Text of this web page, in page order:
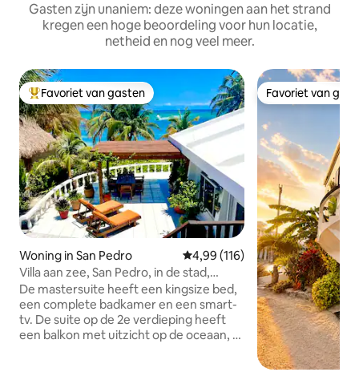
Gasten zijn unaniem: deze woningen aan het strand
kregen een hoge beoordeling voor hun locatie,
netheid en nog veel meer.
Topfavoriet van gasten
Favoriet van gasten
Woning in San Pedro Gemiddelde beoordeling van
4,99 (116)
Villa aan zee, San Pedro, in de stad,
droomhuis
De mastersuite heeft een kingsize bed,
een complete badkamer en een smart-
tv. De suite op de 2e verdieping heeft
een balkon met uitzicht op de oceaan, 2
Favoriet van
Favoriet van